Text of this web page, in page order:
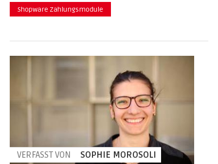
Shopware Zahlungsmodule
VERFASST VON SOPHIE MOROSOLI